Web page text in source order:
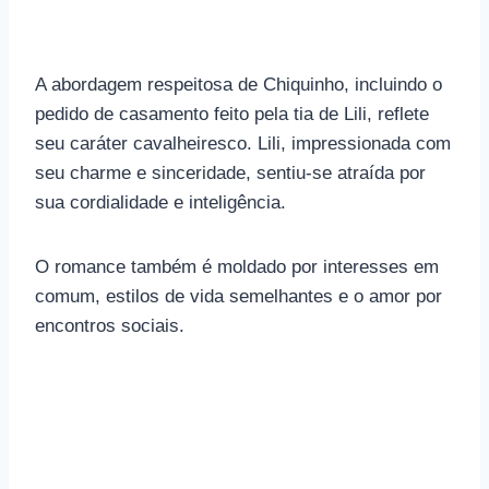
A abordagem respeitosa de Chiquinho, incluindo o
pedido de casamento feito pela tia de Lili, reflete
seu caráter cavalheiresco. Lili, impressionada com
seu charme e sinceridade, sentiu-se atraída por
sua cordialidade e inteligência.
O romance também é moldado por interesses em
comum, estilos de vida semelhantes e o amor por
encontros sociais.